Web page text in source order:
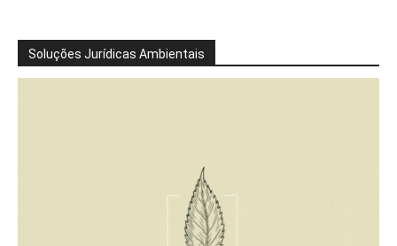
Soluções Jurídicas Ambientais